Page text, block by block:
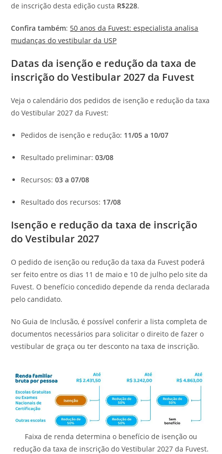
de inscrição desta edição custa R$228.
Confira também: 50 anos da Fuvest: especialista analisa
mudanças do vestibular da USP
Datas da isenção e redução da taxa de
inscrição do Vestibular 2027 da Fuvest
Veja o calendário dos pedidos de isenção e redução da taxa
do Vestibular 2027 da Fuvest:
Pedidos de isenção e redução: 11/05 a 10/07
Resultado preliminar:03/08
Recursos:03 a 07/08
Resultado dos recursos: 17/08
Isenção e redução da taxa de inscrição
do Vestibular 2027
O pedido de isenção ou redução da taxa da Fuvest poderá
ser feito entre os dias 11 de maio e 10 de julho pelo site da
Fuvest. O benefício concedido depende da renda declarada
pelo candidato.
No Guia de Inclusão, é possível conferir a lista completa de
documentos necessários para solicitar o direito de fazer o
vestibular de graça ou ter desconto na taxa de inscrição.
Faixa de renda determina o benefício de isenção ou
redução da taxa de inscrição do Vestibular 2027 da Fuvest.